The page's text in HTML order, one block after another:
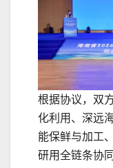
根据协议，双
化利用、深远
能保鲜与加工
研用全链条协